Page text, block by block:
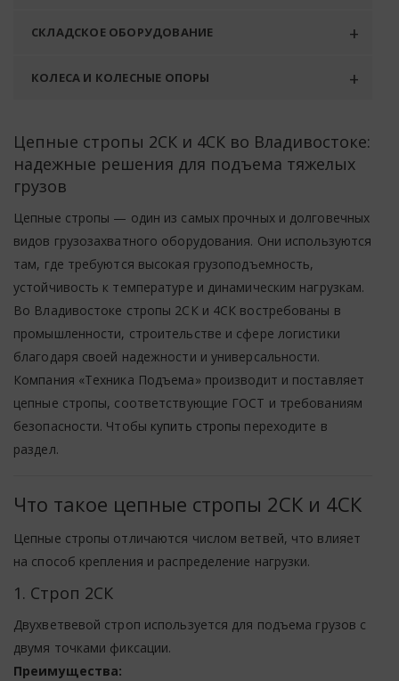
СКЛАДСКОЕ ОБОРУДОВАНИЕ
КОЛЕСА И КОЛЕСНЫЕ ОПОРЫ
Цепные стропы 2СК и 4СК во Владивостоке:
надежные решения для подъема тяжелых
грузов
Цепные стропы — один из самых прочных и долговечных
видов грузозахватного оборудования. Они используются
там, где требуются высокая грузоподъемность,
устойчивость к температуре и динамическим нагрузкам.
Во Владивостоке стропы 2СК и 4СК востребованы в
промышленности, строительстве и сфере логистики
благодаря своей надежности и универсальности.
Компания «Техника Подъема» производит и поставляет
цепные стропы, соответствующие ГОСТ и требованиям
безопасности. Чтобы купить стропы переходите в
раздел.
Что такое цепные стропы 2СК и 4СК
Цепные стропы отличаются числом ветвей, что влияет
на способ крепления и распределение нагрузки.
1. Строп 2СК
Двухветвевой строп используется для подъема грузов с
двумя точками фиксации.
Преимущества: